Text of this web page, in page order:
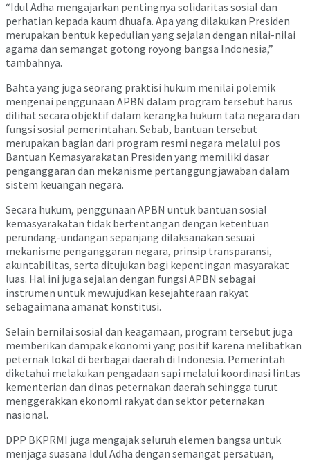
“Idul Adha mengajarkan pentingnya solidaritas sosial dan
perhatian kepada kaum dhuafa. Apa yang dilakukan Presiden
merupakan bentuk kepedulian yang sejalan dengan nilai-nilai
agama dan semangat gotong royong bangsa Indonesia,”
tambahnya.
Bahta yang juga seorang praktisi hukum menilai polemik
mengenai penggunaan APBN dalam program tersebut harus
dilihat secara objektif dalam kerangka hukum tata negara dan
fungsi sosial pemerintahan. Sebab, bantuan tersebut
merupakan bagian dari program resmi negara melalui pos
Bantuan Kemasyarakatan Presiden yang memiliki dasar
penganggaran dan mekanisme pertanggungjawaban dalam
sistem keuangan negara.
Secara hukum, penggunaan APBN untuk bantuan sosial
kemasyarakatan tidak bertentangan dengan ketentuan
perundang-undangan sepanjang dilaksanakan sesuai
mekanisme penganggaran negara, prinsip transparansi,
akuntabilitas, serta ditujukan bagi kepentingan masyarakat
luas. Hal ini juga sejalan dengan fungsi APBN sebagai
instrumen untuk mewujudkan kesejahteraan rakyat
sebagaimana amanat konstitusi.
Selain bernilai sosial dan keagamaan, program tersebut juga
memberikan dampak ekonomi yang positif karena melibatkan
peternak lokal di berbagai daerah di Indonesia. Pemerintah
diketahui melakukan pengadaan sapi melalui koordinasi lintas
kementerian dan dinas peternakan daerah sehingga turut
menggerakkan ekonomi rakyat dan sektor peternakan
nasional.
DPP BKPRMI juga mengajak seluruh elemen bangsa untuk
menjaga suasana Idul Adha dengan semangat persatuan,